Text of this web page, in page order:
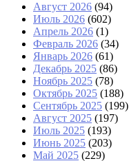
Август 2026 (94)
Июль 2026 (602)
Апрель 2026 (1)
Февраль 2026 (34)
Январь 2026 (61)
Декабрь 2025 (86)
Ноябрь 2025 (78)
Октябрь 2025 (188)
Сентябрь 2025 (199)
Август 2025 (197)
Июль 2025 (193)
Июнь 2025 (203)
Май 2025 (229)